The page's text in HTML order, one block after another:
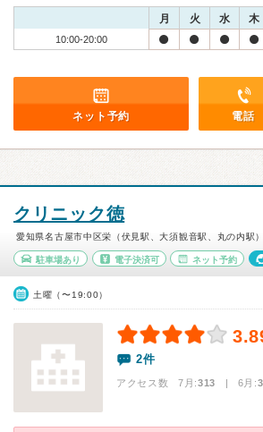
月 火 水 木
10:00-20:00
ネット予約 電話
クリニック徳
愛知県名古屋市中区栄（伏見駅、大須観音駅、丸の内駅）
駐車場あり 電子決済可 ネット予約
土曜（〜19:00）
2件
アクセス数 7月:313 | 6月: